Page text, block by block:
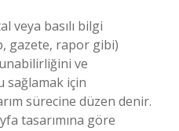
veya basılı bilgi
gazete, rapor gibi)
ve
için
sürecine düzen denir.
tasarımına göre